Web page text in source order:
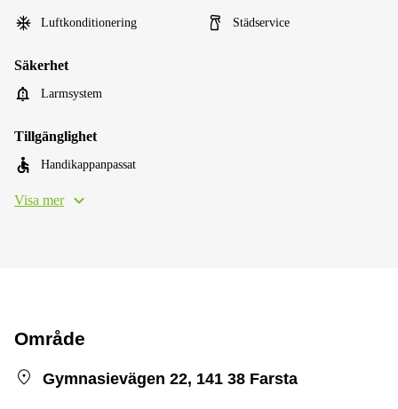
Luftkonditionering Städservice
Säkerhet
Larmsystem
Tillgänglighet
Handikappanpassat
Visa mer
Område
Gymnasievägen 22, 141 38 Farsta